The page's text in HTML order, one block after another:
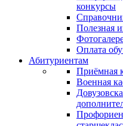
конкурсы
Полезная
Оплата
Абитуриентам
Приёмная
Военная